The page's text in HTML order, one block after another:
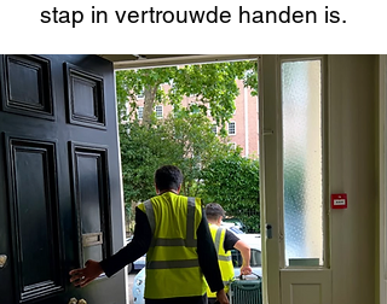
stap in vertrouwde handen is.